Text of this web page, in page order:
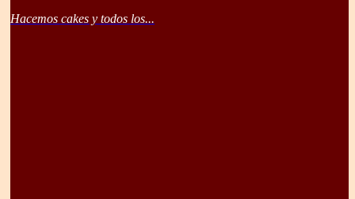
Hacemos cakes y todos los...